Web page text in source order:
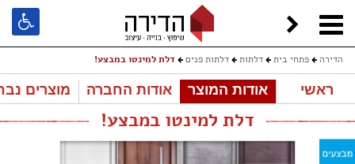
הדירה פתחי בית דלתות דלתות פנים דלת למינטו במבצע!
ראשי אודות המוצר אודות החברה מוצרים
דלת למינטו במבצע!